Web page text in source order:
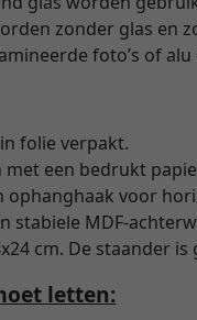
zonder glas en
foto’s of
folie verpakt.
een bedrukt
ophanghaak voor
stabiele MDF-
cm. De staander
letten: